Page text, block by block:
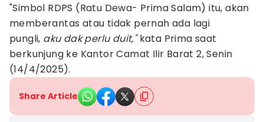
"Simbol RDPS (Ratu Dewa- Prima Salam) itu, akan
memberantas atau tidak pernah ada lagi
pungli, aku dak perlu duit,"kata Prima saat
berkunjung ke Kantor Camat Ilir Barat 2, Senin
(14/4/2025).
Share Article